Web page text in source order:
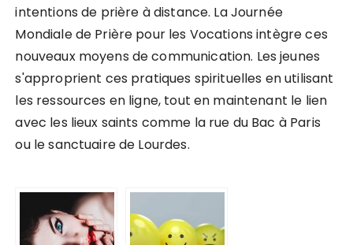
intentions de prière à distance. La Journée
Mondiale de Prière pour les Vocations intègre ces
nouveaux moyens de communication. Les jeunes
s'approprient ces pratiques spirituelles en utilisant
les ressources en ligne, tout en maintenant le lien
avec les lieux saints comme la rue du Bac à Paris
ou le sanctuaire de Lourdes.